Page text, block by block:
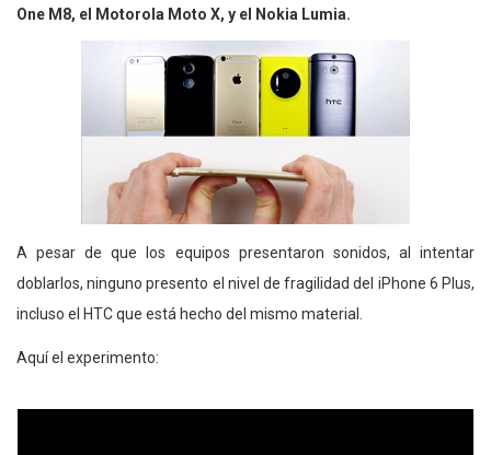
One M8, el Motorola Moto X, y el Nokia Lumia.
A pesar de que los equipos presentaron sonidos, al intentar
doblarlos, ninguno presento el nivel de fragilidad del iPhone 6 Plus,
incluso el HTC que está hecho del mismo material.
Aquí el experimento: